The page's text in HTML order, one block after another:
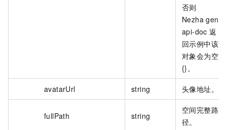
否则
Nezha gen
api-doc 返
回示例中该
对象会为空
{}。
avatarUrl string 头像地址。
fullPath string
空间完整路
径。